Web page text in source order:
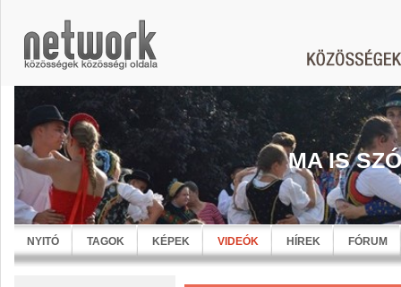
MA IS
NYITÓ TAGOK KÉPEK VIDEÓK HÍREK FÓRUM